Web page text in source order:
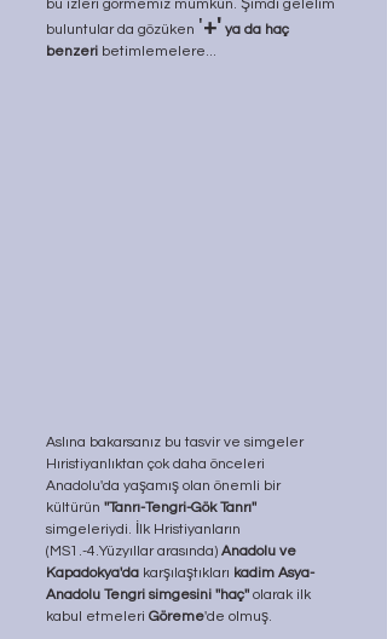
bu izleri görmemiz mümkün. Şimdi gelelim
buluntular da gözüken '+' ya da haç
benzeri betimlemelere...
Aslına bakarsanız bu tasvir ve simgeler
Hıristiyanlıktan çok daha önceleri
Anadolu'da yaşamış olan önemli bir
kültürün ''Tanrı-Tengri-Gök Tanrı''
simgeleriydi. İlk Hristiyanların
(MS1.-4.Yüzyıllar arasında) Anadolu ve
Kapadokya'da karşılaştıkları kadim Asya-
Anadolu Tengri simgesini ''haç'' olarak ilk
kabul etmeleri Göreme'de olmuş.